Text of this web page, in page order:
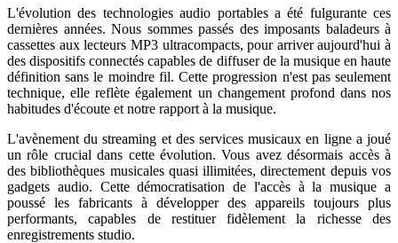
L'évolution des technologies audio portables a été fulgurante ces
dernières années. Nous sommes passés des imposants baladeurs à
cassettes aux lecteurs MP3 ultracompacts, pour arriver aujourd'hui à
des dispositifs connectés capables de diffuser de la musique en haute
définition sans le moindre fil. Cette progression n'est pas seulement
technique, elle reflète également un changement profond dans nos
habitudes d'écoute et notre rapport à la musique.
L'avènement du streaming et des services musicaux en ligne a joué
un rôle crucial dans cette évolution. Vous avez désormais accès à
des bibliothèques musicales quasi illimitées, directement depuis vos
gadgets audio. Cette démocratisation de l'accès à la musique a
poussé les fabricants à développer des appareils toujours plus
performants, capables de restituer fidèlement la richesse des
enregistrements studio.